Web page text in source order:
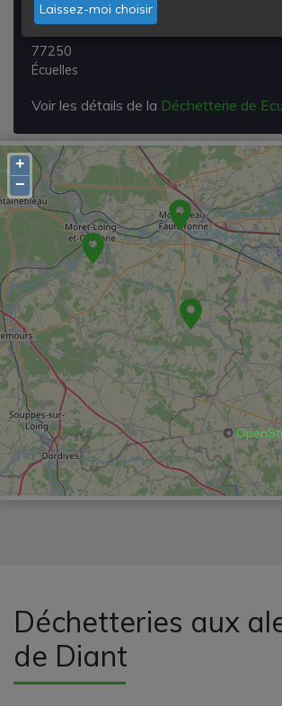
rue Monchavant
77250
Écuelles
Voir les détails de la Déchetterie de
+
−
©
Déchetteries aux
de Diant
Laissez-moi choisir